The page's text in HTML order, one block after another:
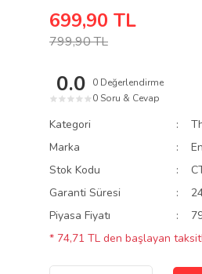
699,90 TL
799,90 TL
0.0
★ ★ ★ ★ ★
0 Değerlendirme
0 Soru & Cevap
Kategori
Marka
Stok Kodu
Garanti Süresi
Piyasa Fiyatı
* 74,71 TL den başlayan